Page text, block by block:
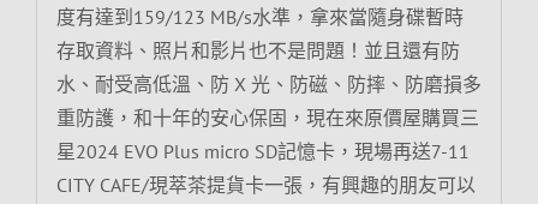
度有達到159/123 MB/s水準，拿來當隨身碟暫時
存取資料、照片和影片也不是問題！並且還有防
水、耐受高低溫、防 X 光、防磁、防摔、防磨損多
重防護，和十年的安心保固，現在來原價屋購買三
星2024 EVO Plus micro SD記憶卡，現場再送7-11
CITY CAFE/現萃茶提貨卡一張，有興趣的朋友可以